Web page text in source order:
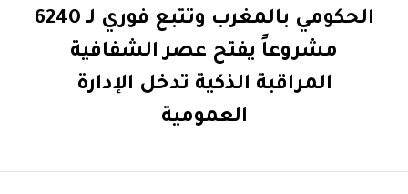
الحكومي بالمغرب وتتبع فوري لـ 6240
مشروعاً يفتح عصر الشفافية
المراقبة الذكية تدخل الإدارة
العمومية